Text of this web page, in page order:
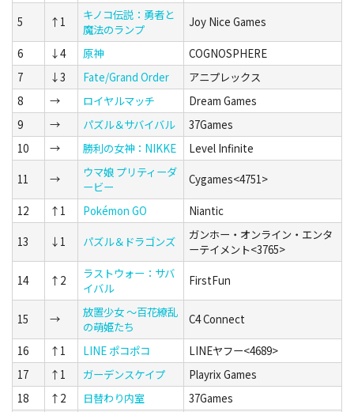
5 ↑1
キノコ伝説：勇者と
魔法のランプ
Joy Nice Games
6 ↓4 原神
COGNOSPHERE
7
↓3 Fate/Grand Order
アニプレックス
8
→ ロイヤルマッチ
Dream Games
9
→ パズル＆サバイバル
37Games
10
→ 勝利の女神：NIKKE Level Infinite
11 →
ウマ娘 プリティーダ
ービー
Cygames<4751>
12 ↑1 Pokémon GO Niantic
13 ↓1 パズル＆ドラゴンズ
ガンホー・オンライン・エンタ
ーテイメント<3765>
14 ↑2
ラストウォー：サバ
イバル
FirstFun
15 →
放置少女 〜百花繚乱
の萌姫たち
C4 Connect
16 ↑1 LINE ポコポコ
LINEヤフー<4689>
17
↑1 ガーデンスケイプ
Playrix Games
18
↑2 日替わり内室 37Games